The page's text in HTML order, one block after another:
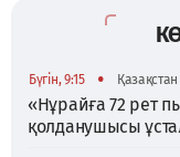
Бүгін, 9:15 •
«Нұрайға 72 рет
қолданушысы